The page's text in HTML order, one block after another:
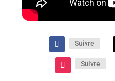
Suivre
Suivre